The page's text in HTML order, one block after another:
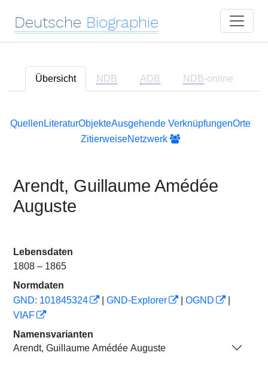
Deutsche Biographie
Übersicht NDB ADB NDB-online
Quellen LiteraturObjekteAusgehende VerknüpfungenOrte
ZitierweiseNetzwerk
Arendt, Guillaume Amédée
Auguste
Lebensdaten
1808 – 1865
Normdaten
GND: 101845324
GND-Explorer OGND
VIAF
Namensvarianten
Arendt, Guillaume Amédée Auguste